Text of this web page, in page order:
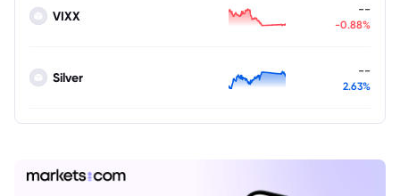
VIXX --
-0.88%
Silver --
2.63%